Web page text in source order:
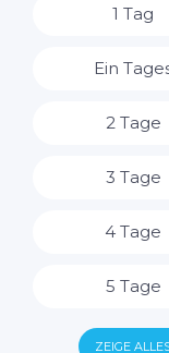
1 Tag
Ein
2 Tage
3 Tage
4 Tage
5 Tage
6 Tage
ZEIGE